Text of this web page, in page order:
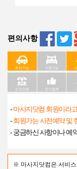
편의사항
주차가능 수면가능
신규오픈 인기업체
-마사지닷컴 회원이라
-회원가는 사전예약 및
- 궁금하신 사항이나 예
※ 마사지닷컴은 서비